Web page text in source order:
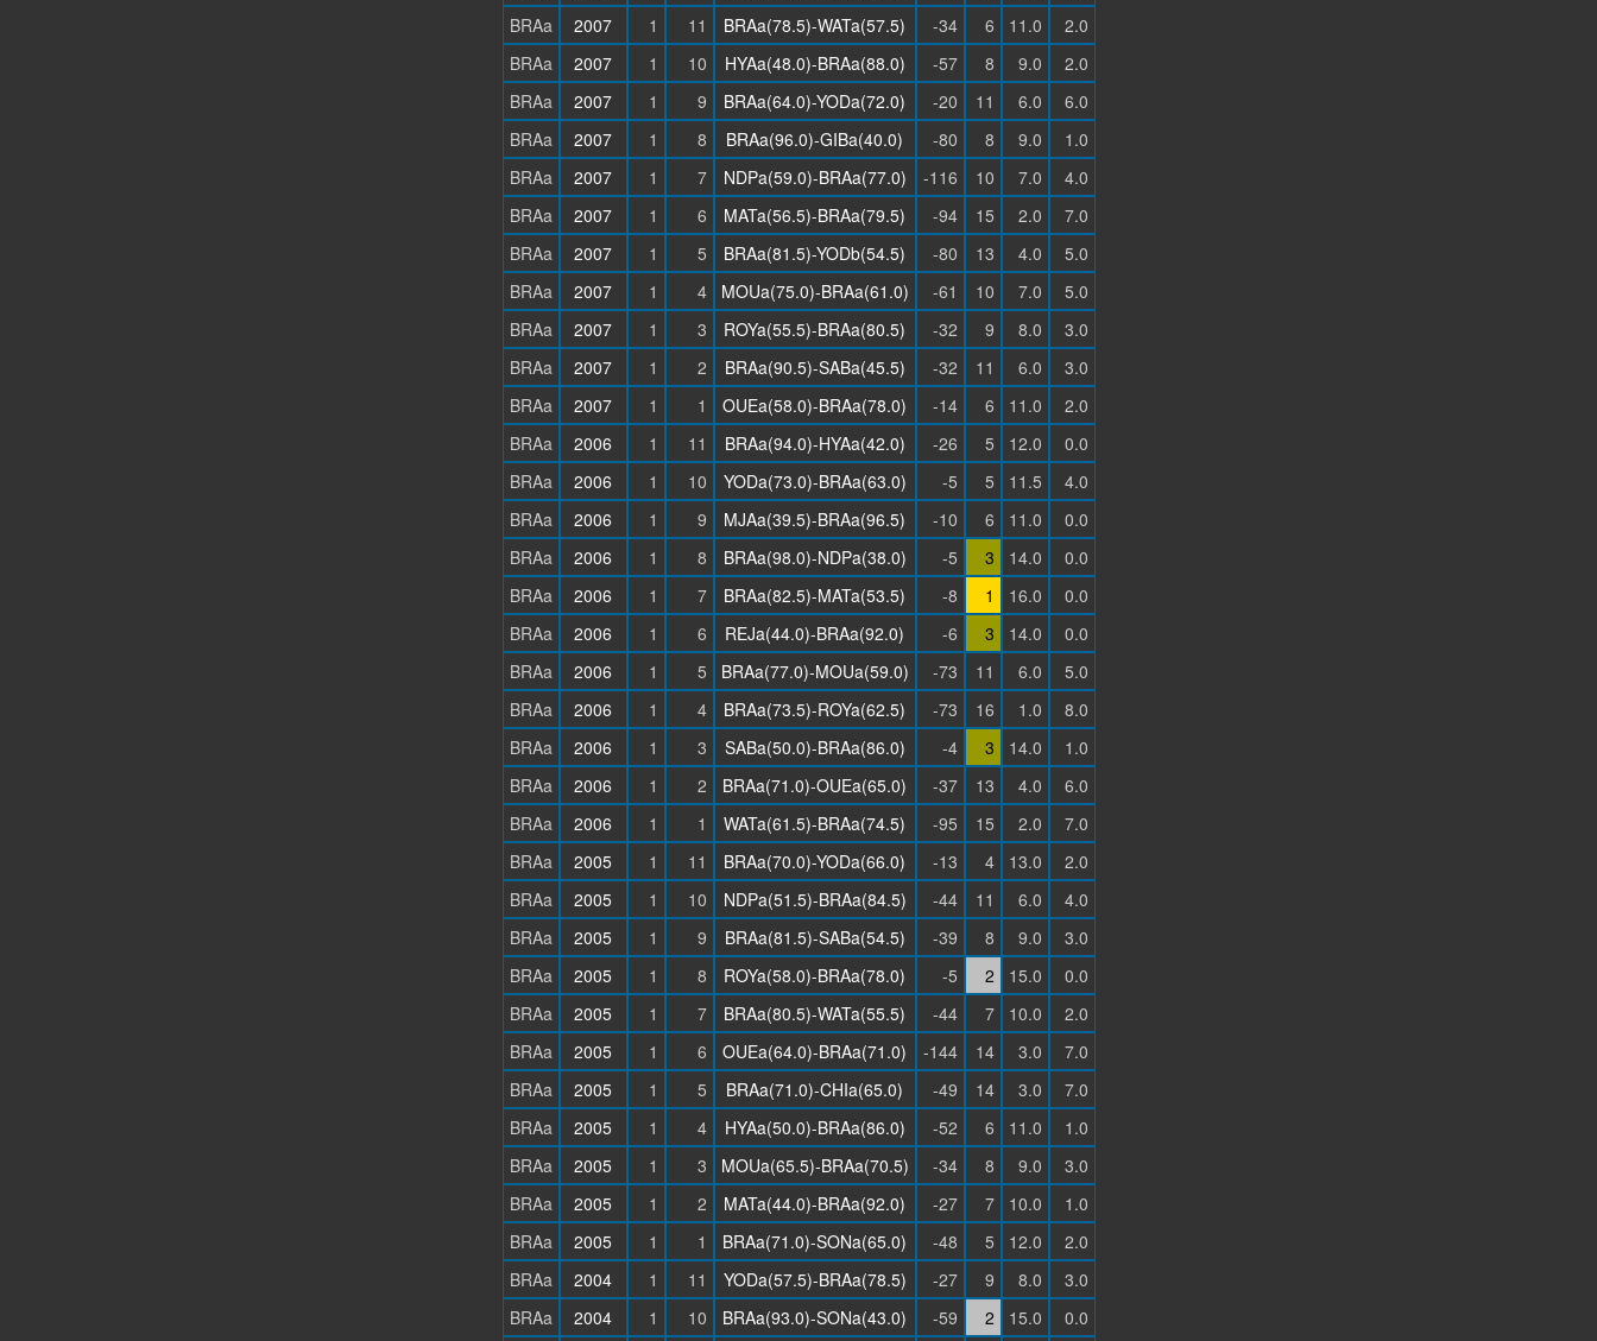
BRAa
2007 1 11 BRAa(78.5)-WATa(57.5) -34 6 11.0
2.0
BRAa
2007 1 10 HYAa(48.0)-BRAa(88.0) -57 8 9.0
2.0
BRAa
2007 1 9 BRAa(64.0)-YODa(72.0) -20 11 6.0
6.0
BRAa
2007 1 8 BRAa(96.0)-GIBa(40.0) -80 8 9.0
1.0
BRAa
2007 1 7 NDPa(59.0)-BRAa(77.0) -116 10 7.0
4.0
BRAa
2007 1 6 MATa(56.5)-BRAa(79.5) -94 15 2.0
7.0
BRAa
2007 1 5 BRAa(81.5)-YODb(54.5) -80 13 4.0
5.0
BRAa
2007 1 4 MOUa(75.0)-BRAa(61.0) -61 10 7.0
5.0
BRAa
2007 1 3 ROYa(55.5)-BRAa(80.5) -32 9 8.0
3.0
BRAa
2007 1 2 BRAa(90.5)-SABa(45.5) -32 11 6.0
3.0
BRAa
2007 1 1 OUEa(58.0)-BRAa(78.0) -14 6 11.0
2.0
BRAa
2006 1 11 BRAa(94.0)-HYAa(42.0) -26 5 12.0
0.0
BRAa
2006 1 10 YODa(73.0)-BRAa(63.0) -5 5 11.5
4.0
BRAa
2006 1 9 MJAa(39.5)-BRAa(96.5) -10 6 11.0
0.0
BRAa
2006 1 8 BRAa(98.0)-NDPa(38.0) -5 3 14.0
0.0
BRAa
2006 1 7 BRAa(82.5)-MATa(53.5) -8 1 16.0
0.0
BRAa
2006 1 6 REJa(44.0)-BRAa(92.0) -6 3 14.0
0.0
BRAa
2006 1 5 BRAa(77.0)-MOUa(59.0) -73 11 6.0
5.0
BRAa
2006 1 4 BRAa(73.5)-ROYa(62.5) -73 16 1.0
8.0
BRAa
2006 1 3 SABa(50.0)-BRAa(86.0) -4 3 14.0
1.0
BRAa
2006 1 2 BRAa(71.0)-OUEa(65.0) -37 13 4.0
6.0
BRAa
2006 1 1 WATa(61.5)-BRAa(74.5) -95 15 2.0
7.0
BRAa
2005 1 11 BRAa(70.0)-YODa(66.0) -13 4 13.0
2.0
BRAa
2005 1 10 NDPa(51.5)-BRAa(84.5) -44 11 6.0
4.0
BRAa
2005 1 9 BRAa(81.5)-SABa(54.5) -39 8 9.0
3.0
BRAa
2005 1 8 ROYa(58.0)-BRAa(78.0) -5 2 15.0
0.0
BRAa
2005 1 7 BRAa(80.5)-WATa(55.5) -44 7 10.0
2.0
BRAa
2005 1 6 OUEa(64.0)-BRAa(71.0) -144 14 3.0
7.0
BRAa
2005 1 5 BRAa(71.0)-CHIa(65.0) -49 14 3.0
7.0
BRAa
2005 1 4 HYAa(50.0)-BRAa(86.0) -52 6 11.0
1.0
BRAa
2005 1 3 MOUa(65.5)-BRAa(70.5) -34 8 9.0
3.0
BRAa
2005 1 2 MATa(44.0)-BRAa(92.0) -27 7 10.0
1.0
BRAa
2005 1 1 BRAa(71.0)-SONa(65.0) -48 5 12.0
2.0
BRAa
2004 1 11 YODa(57.5)-BRAa(78.5) -27 9 8.0
3.0
BRAa
2004 1 10 BRAa(93.0)-SONa(43.0) -59 2 15.0 0.0